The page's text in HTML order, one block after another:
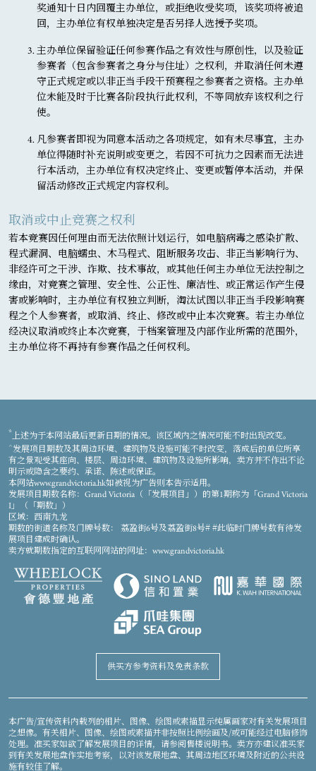
奖通知十日内回覆主办单位，或拒绝收受奖项，该奖项将被追
回，主办单位有权单独决定是否另择人选授予奖项。
主办单位保留验证任何参赛作品之有效性与原创性，以及验证
参赛者（包含参赛者之身分与住址）之权利，并取消任何未遵
守正式规定或以非正当手段干预赛程之参赛者之资格。主办单
位未能及时于比赛各阶段执行此权利，不等同放弃该权利之行
使。
凡参赛者即视为同意本活动之各项规定，如有未尽事宜，主办
单位得随时补充说明或变更之，若因不可抗力之因素而无法进
行本活动，主办单位有权决定终止、变更或暂停本活动，并保
留活动修改正式规定内容权利。
取消或中止竞赛之权利
若本竞赛因任何理由而无法依照计划运行，如电脑病毒之感染扩散、
程式漏洞、电脑蠕虫、木马程式、阻断服务攻击、非正当影响行为、
非经许可之干涉、诈欺、技术事故，或其他任何主办单位无法控制之
缘由，对竞赛之管理、安全性、公正性、廉洁性、或正常运作产生侵
害或影响时，主办单位有权独立判断，淘汰试图以非正当手段影响赛
程之个人参赛者，或取消、终止、修改或中止本次竞赛。若主办单位
经决议取消或终止本次竞赛，于档案管理及内部作业所需的范围外，
主办单位将不再持有参赛作品之任何权利。
*上述为于本网站最后更新日期的情况。该区域内之情况可能不时出现改变。
^发展项目期数及其周边环境、建筑物及设施可能不时改变，落成后的单位所享
有之景观受其座向、楼层、周边环境、建筑物及设施所影响，卖方并不作出不论
明示或隐含之要约、承诺、陈述或保证。
本网站www.grandvictoria.hk如被视为广告则本告示适用。
发展项目期数名称：Grand Victoria（「发展项目」）的第1期称为「Grand Victoria
I」（「期数」）
区域：西南九龙
期数的街道名称及门牌号数： 荔盈街6号及荔盈街8号# #此临时门牌号数有待发
展项目建成时确认。
卖方就期数指定的互联网网站的网址：www.grandvictoria.hk
供买方参考资料及免责条款
本广告/宣传资料内载列的相片、图像、绘图或素描显示纯属画家对有关发展项目
之想像。有关相片、图像、绘图或素描并非按照比例绘画及/或可能经过电脑修饰
处理。准买家如欲了解发展项目的详情，请参阅售楼说明书。卖方亦建议准买家
到有关发展地盘作实地考察，以对该发展地盘、其周边地区环境及附近的公共设
施有较佳了解。